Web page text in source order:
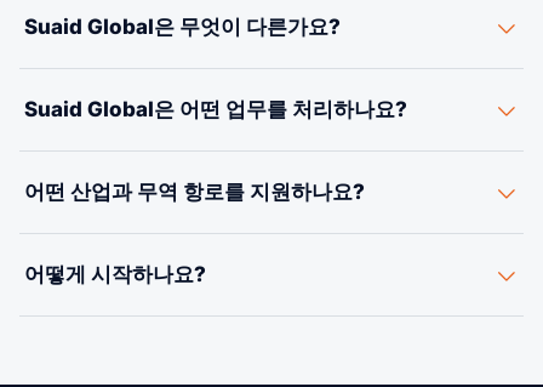
주시면 견적을 드립니다.
적지, 화물 정보, 인코텀즈를 보내주세요 — 무료이며 예약
의무도 없습니다.
Suaid Global은 무엇이 다른가요?
다. 모든 항로에서 여러 운송사와 협상하여 고객님의 화물
에 총비용과 운송 기간이 가장 유리한 옵션을 추천합니다
— 단순히 채워야 하는 선복을 권하는 일은 없습니다. 모든
운송 수단, 운송사, 국경을 한 명의 코디네이터가 전담합니
다.
Suaid Global은 어떤 업무를 처리하나요?
상 운송과 드레이지, 통관, 창고 보관, 적하보험, 공급망 자
문 — 검증되고 면허를 갖춘 운송사, 대리점, 통관 전문가로
구성된 글로벌 네트워크를 통해 제공합니다.
어떤 산업과 무역 항로를 지원하나요?
섬유 등 — 중국, 인도, 베트남, 브라질, 멕시코, 유럽을 비롯
한 글로벌 무역 시장과 미국을 잇는 주요 항로를 지원합니
어떻게 시작하나요?